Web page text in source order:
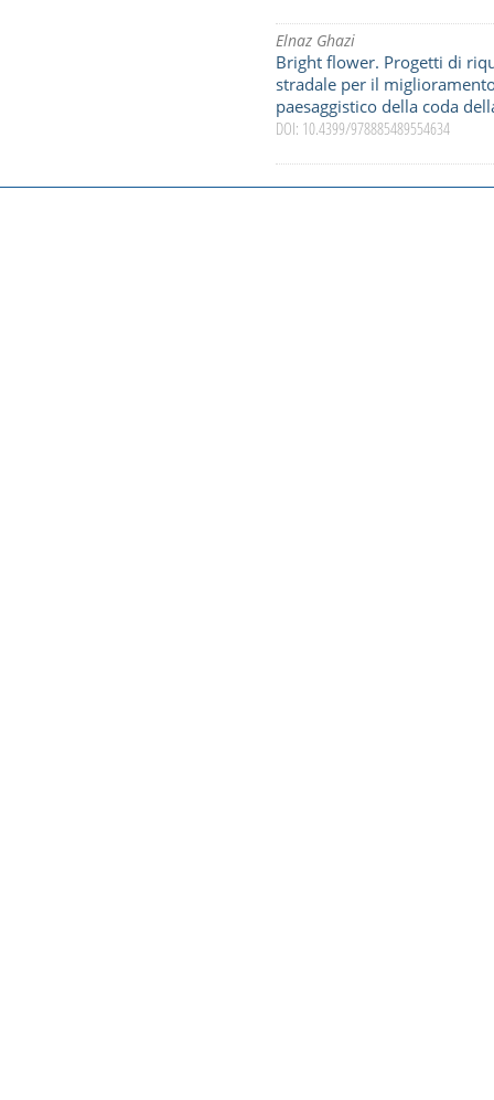
Elnaz Ghazi
Bright flower. Progetti di
stradale per il
paesaggistico della coda
DOI: 10.4399/978885489554634